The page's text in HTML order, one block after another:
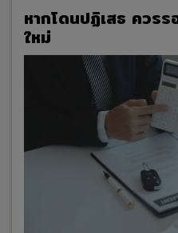
หากโดนปฏิเสธ ควร
ใหม่